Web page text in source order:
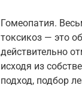
Гомеопатия.
токсикоз — это
действительно
исходя из
подход, подбор